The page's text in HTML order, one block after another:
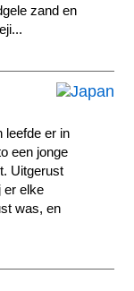
zand en
leefde er in
een jonge
Uitgerust
er elke
was, en